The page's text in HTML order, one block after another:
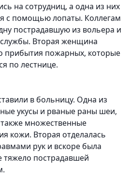
на сотрудниц, а одна из них
с помощью лопаты. Коллегам
пострадавшую из вольера и
Вторая женщина
прибытия пожарных, которые
по лестнице.
в больницу. Одна из
укусы и рваные раны шеи,
множественные
кожи. Вторая отделалась
рук и вскоре была
тяжело пострадавшей